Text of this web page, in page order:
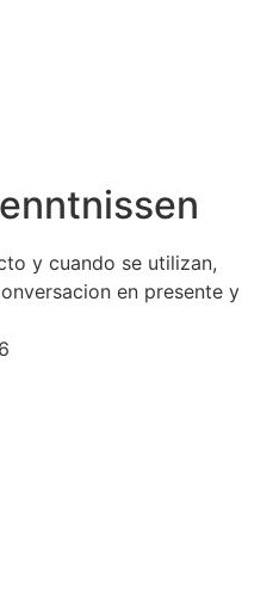
y cuando se utilizan,
en presente y